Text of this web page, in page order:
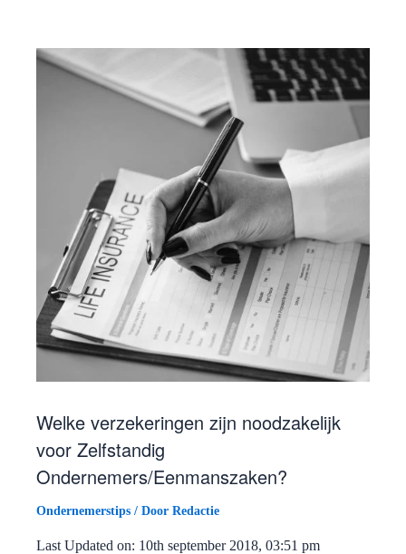
Welke verzekeringen zijn noodzakelijk
voor Zelfstandig
Ondernemers/Eenmanszaken?
Ondernemerstips / Door Redactie
Last Updated on: 10th september 2018, 03:51 pm